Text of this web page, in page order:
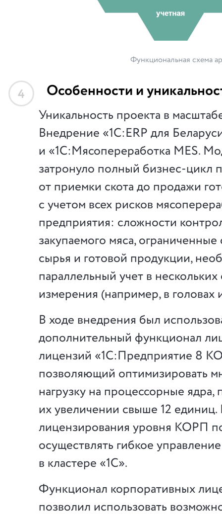
Функциональная схема
4 Особенности и
Уникальность проекта в
Внедрение «1С:ERP для
и «1С:Мясопереработка MES.
затронуло полный бизнес-цикл
от приемки скота до продажи
с учетом всех рисков
предприятия: сложности
закупаемого мяса,
сырья и готовой продукции,
параллельный учет в
измерения (например, в головах
В ходе внедрения был
дополнительный функционал
лицензий «1С:Предприятие 8
позволяющий оптимизировать
нагрузку на процессорные ядра,
их увеличении свыше 12
лицензирования уровня КОРП
осуществлять гибкое
в кластере «1С».
Функционал корпоративных
позволил использовать